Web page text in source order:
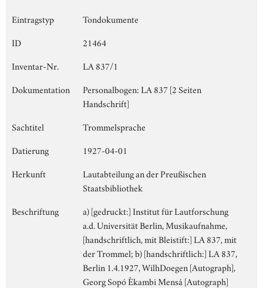
Eintragstyp
Tondokumente
ID
21464
Inventar-Nr.
LA 837/1
Dokumentation
Personalbogen: LA 837 [2 Seiten
Handschrift]
Sachtitel
Trommelsprache
Datierung
1927-04-01
Herkunft
Lautabteilung an der Preußischen
Staatsbibliothek
Beschriftung
a) [gedruckt:] Institut für Lautforschung
a.d. Universität Berlin, Musikaufnahme,
[handschriftlich, mit Bleistift:] LA 837, mit
der Trommel; b) [handschriftlich:] LA 837,
Berlin 1.4.1927, WilhDoegen [Autograph],
Georg Sopó Èkambi Mensá [Autograph]